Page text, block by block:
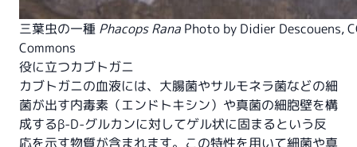
三葉虫の一種 Phacops Rana Photo by Didier Descouens,
Commons
役に立つカブトガニ
カブトガニの血液には、大腸菌やサルモネラ菌などの細
菌が出す内毒素（エンドトキシン）や真菌の細胞壁を構
成するβ-D-グルカンに対してゲル状に固まるという反
応を示す物質が含まれます。この特性を用いて細菌や真